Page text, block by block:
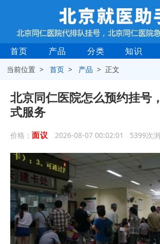
首页 产品 分类 知识
当前位置 >首页 > 产品 > 正文
北京同仁医院怎么预约挂号
式服务
价格： 面议 2026-08-07 00:02:01 5399次